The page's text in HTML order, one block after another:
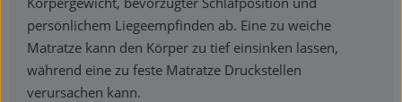
persönlichem Liegeempfinden ab. Eine zu weiche
Matratze kann den Körper zu tief einsinken lassen,
während eine zu feste Matratze Druckstellen
verursachen kann.